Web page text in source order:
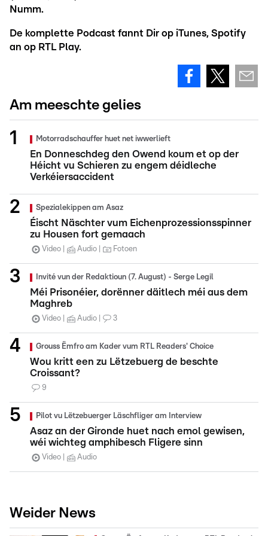
Numm.
De komplette Podcast fannt Dir op iTunes, Spotify
an op RTL Play.
Am meeschte gelies
Motorradschauffer huet net iwwerlieft
En Donneschdeg den Owend koum et op der
Héicht vu Schieren zu engem déidleche
Verkéiersaccident
Spezialekippen am Asaz
Éischt Näschter vum Eichenprozessionsspinner
zu Housen fort gemaach
Video Audio Fotoen
Invité vun der Redaktioun (7. August) - Serge Legil
Méi Prisonéier, dorënner däitlech méi aus dem
Maghreb
Video Audio 3
Grouss Ëmfro am Kader vum RTL Readers' Choice
Wou kritt een zu Lëtzebuerg de beschte
Croissant?
9
Pilot vu Lëtzebuerger Läschfliger am Interview
Asaz an der Gironde huet nach emol gewisen,
wéi wichteg amphibesch Fligere sinn
Video Audio
Weider News